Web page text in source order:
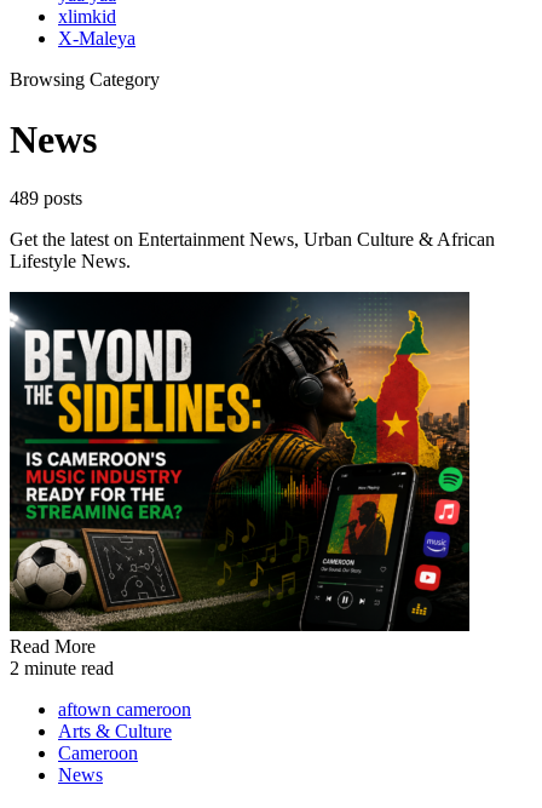
xlimkid
X-Maleya
Browsing Category
News
489 posts
Get the latest on Entertainment News, Urban Culture & African
Lifestyle News.
Read More
2 minute read
aftown cameroon
Arts & Culture
Cameroon
News